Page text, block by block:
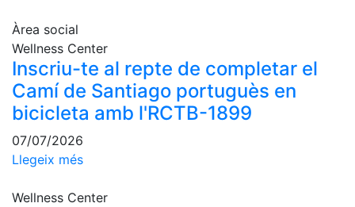
Àrea social
Activitats
Socials
Sortides
culturals
Conferències
Inspirational
Àrea social
Wellness Center
Inscriu-te al repte de completar el
Camí de Santiago portuguès en
bicicleta amb l'RCTB-1899
07/07/2026
Llegeix més
Wellness Center